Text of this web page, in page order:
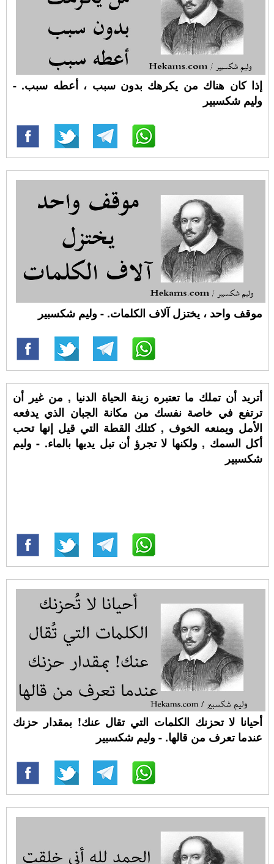
إذا كان هناك من يكرهك بدون سبب ، أعطه سبب. -
وليم شكسبير
موقف واحد ، يختزل آلاف الكلمات. - وليم شكسبير
أتريد أن تملك ما تعتبره زينة الحياة الدنيا , من غير أن
ترتفع في خاصة نفسك من مكانة الجبان الذي يدفعه
الأمل ويمنعه الخوف , كتلك القطة التي قيل إنها تحب
أكل السمك , ولكنها لا تجرؤ أن تبل يديها بالماء. - وليم
شكسبير
أحيانا لا تحزنك الكلمات التي تقال عنك! بمقدار حزنك
عندما تعرف من قالها. - وليم شكسبير